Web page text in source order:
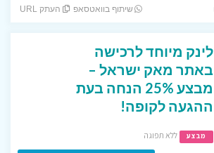
שיתוף בוואטסאפ העתק URL
לינק מיוחד לרכישה
באתר מאק ישראל –
מבצע 25% הנחה בעת
ההגעה לקופה!
מבצע ללא תפוגה